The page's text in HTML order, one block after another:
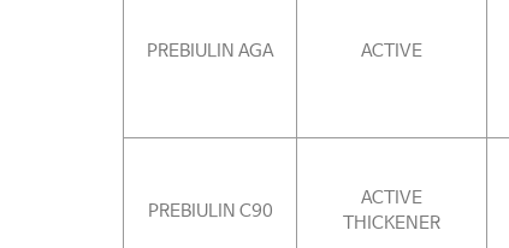
PREBIULIN AGA ACTIVE
PREBIULIN C90
ACTIVE
THICKENER